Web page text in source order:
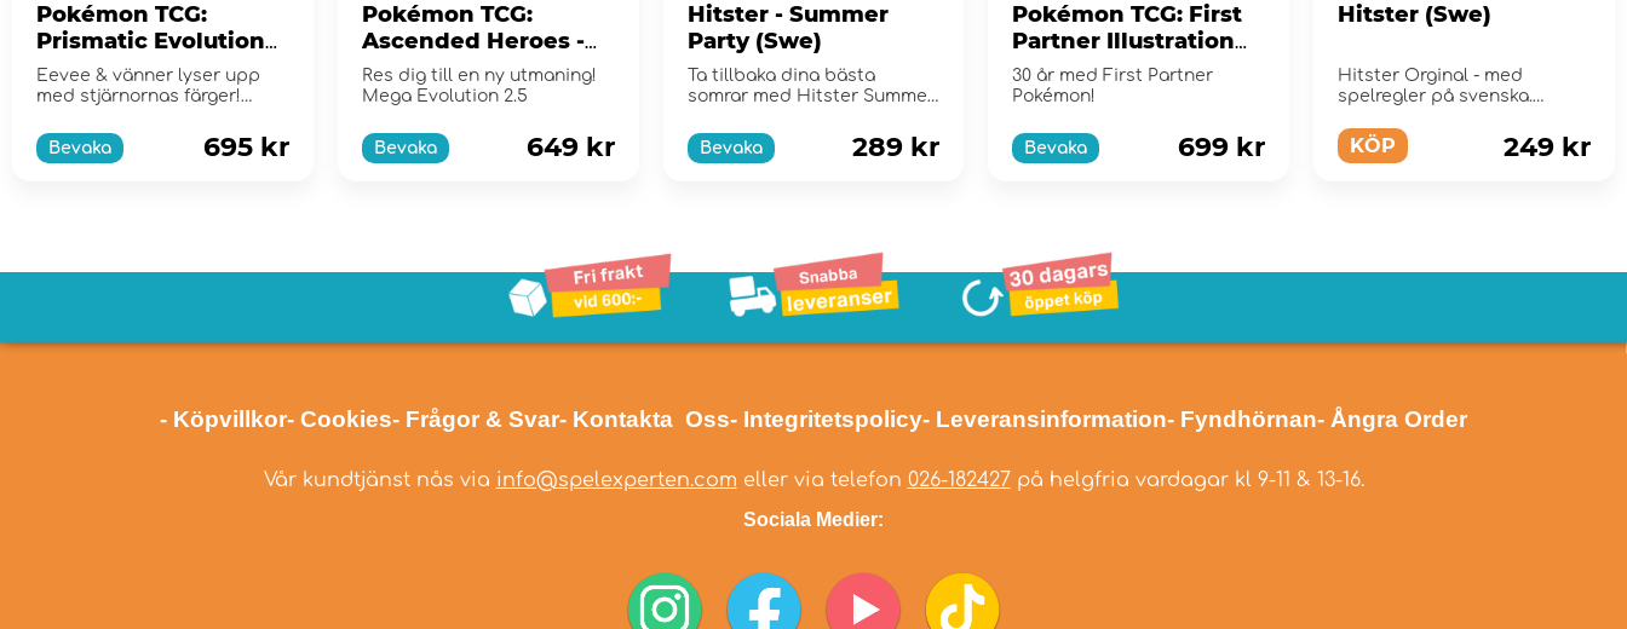
Pokémon TCG:
Prismatic Evolutions
Elite Trainer Box
Eevee & vänner lyser upp
med stjärnornas färger!
Bevaka
695 kr
Pokémon TCG:
Ascended Heroes -
Booster Bundle
Res dig till en ny utmaning!
Mega Evolution 2.5
Bevaka 649 kr
Hitster - Summer
Party (Swe)
Ta tillbaka dina bästa
somrar med Hitster Summer
Bevaka
289 kr
Pokémon TCG: First
Partner Illustration
Collection - Series 2
30 år med First Partner
Pokémon!
Bevaka 699 kr
Hitster (Swe)
Hitster Orginal - med
spelregler på svenska.
KÖP 249 kr
- Köpvillkor- Cookies- Frågor & Svar- Kontakta Oss- Integritetspolicy- Leveransinformation- Fyndhörnan- Ångra Order
Vår kundtjänst nås via info@spelexperten.com eller via telefon 026-182427på helgfria vardagar kl 9-11 & 13-16.
Sociala Medier: